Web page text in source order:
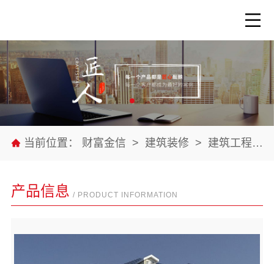
当前位置： 财富金信 > 建筑装修 > 建筑工程 >
产品信息 / PRODUCT INFORMATION